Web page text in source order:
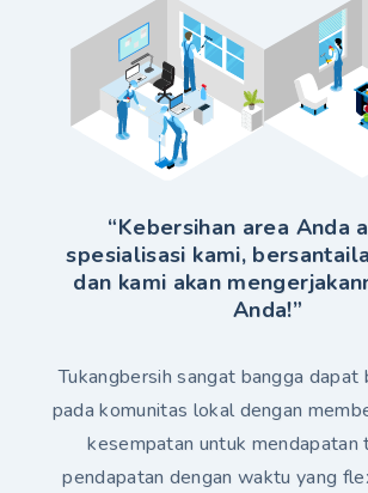
“Kebersihan area Anda
spesialisasi kami,
dan kami akan
Anda!”
Tukangbersih sangat bangga dapat
pada komunitas lokal dengan
kesempatan untuk mendapatan
pendapatan dengan waktu yang